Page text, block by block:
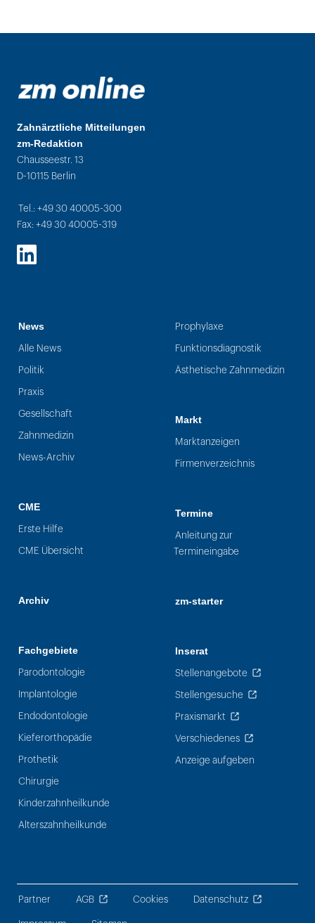
Zahnärztliche Mitteilungen
zm-Redaktion
Chausseestr. 13
D-10115 Berlin
Tel.: +49 30 40005-300
Fax: +49 30 40005-319
LinkedIn
News
Alle News
Politik
Praxis
Gesellschaft
Zahnmedizin
News-Archiv
CME
Erste Hilfe
CME Übersicht
Archiv
Fachgebiete
Parodontologie
Implantologie
Endodontologie
Kieferorthopädie
Prothetik
Chirurgie
Kinderzahnheilkunde
Alterszahnheilkunde
Prophylaxe
Funktionsdiagnostik
Ästhetische Zahnmedizin
Markt
Marktanzeigen
Firmenverzeichnis
Termine
Anleitung zur
Termineingabe
zm-starter
Inserat
Stellenangebote
Stellengesuche
Praxismarkt
Verschiedenes
Anzeige aufgeben
Partner AGB Cookies Datenschutz